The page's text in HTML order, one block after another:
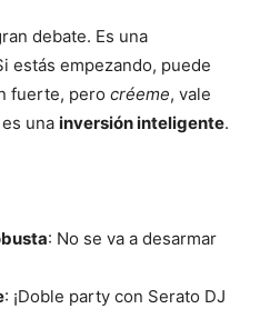
debate. Es una
estás empezando, puede
fuerte, pero créeme, vale
una inversión inteligente.
: No se va a desarmar
: ¡Doble party con Serato DJ